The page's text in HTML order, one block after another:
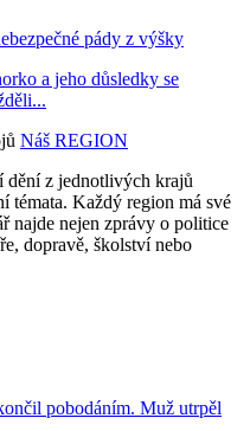
pády z výšky
a jeho důsledky se
Náš REGION
dění z jednotlivých krajů
témata. Každý region má své
najde nejen zprávy o politice
dopravě, školství nebo
pobodáním. Muž utrpěl